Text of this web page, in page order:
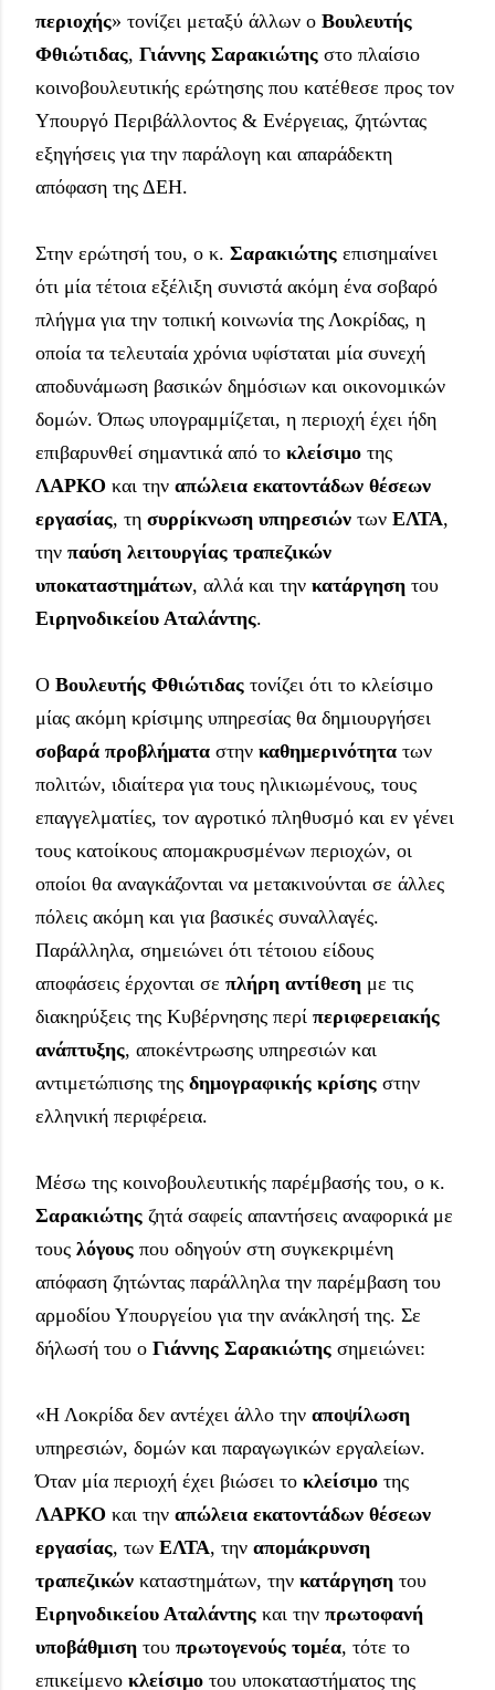
περιοχής» τονίζει μεταξύ άλλων ο Βουλευτής
Φθιώτιδας, Γιάννης Σαρακιώτης στο πλαίσιο
κοινοβουλευτικής ερώτησης που κατέθεσε προς τον
Υπουργό Περιβάλλοντος & Ενέργειας, ζητώντας
εξηγήσεις για την παράλογη και απαράδεκτη
απόφαση της ΔΕΗ.
Στην ερώτησή του, ο κ. Σαρακιώτης επισημαίνει
ότι μία τέτοια εξέλιξη συνιστά ακόμη ένα σοβαρό
πλήγμα για την τοπική κοινωνία της Λοκρίδας, η
οποία τα τελευταία χρόνια υφίσταται μία συνεχή
αποδυνάμωση βασικών δημόσιων και οικονομικών
δομών. Όπως υπογραμμίζεται, η περιοχή έχει ήδη
επιβαρυνθεί σημαντικά από το κλείσιμο
ΛΑΡΚΟ και την απώλεια εκατοντάδων θέσεων
εργασίας, τη συρρίκνωση υπηρεσιών των ΕΛΤΑ,
την παύση λειτουργίας τραπεζικών
υποκαταστημάτων, αλλά και την κατάργηση
Ειρηνοδικείου Αταλάντης.
Ο Βουλευτής Φθιώτιδας τονίζει ότι το κλείσιμο
σοβαρά προβλήματα στην καθημερινότητα των
πολιτών, ιδιαίτερα για τους ηλικιωμένους, τους
επαγγελματίες, τον αγροτικό πληθυσμό και εν γένει
τους κατοίκους απομακρυσμένων περιοχών, οι
οποίοι θα αναγκάζονται να μετακινούνται σε άλλες
πόλεις ακόμη και για βασικές συναλλαγές.
Παράλληλα, σημειώνει ότι τέτοιου είδους
αποφάσεις έρχονται σε πλήρη αντίθεση με τις
διακηρύξεις της Κυβέρνησης περί περιφερειακής
ανάπτυξης, αποκέντρωσης υπηρεσιών και
αντιμετώπισης της δημογραφικής κρίσης στην
ελληνική περιφέρεια.
Σαρακιώτης ζητά σαφείς απαντήσεις αναφορικά με
τους λόγους που οδηγούν στη συγκεκριμένη
απόφαση ζητώντας παράλληλα την παρέμβαση του
αρμοδίου Υπουργείου για την ανάκλησή της. Σε
δήλωσή του ο Γιάννης Σαρακιώτης σημειώνει:
«Η Λοκρίδα δεν αντέχει άλλο την
υπηρεσιών, δομών και παραγωγικών εργαλείων.
Όταν μία περιοχή έχει βιώσει το κλείσιμο
ΛΑΡΚΟ και την απώλεια εκατοντάδων θέσεων
εργασίας, των ΕΛΤΑ, την απομάκρυνση
τραπεζικών καταστημάτων, την κατάργηση
Ειρηνοδικείου Αταλάντης και την πρωτοφανή
υποβάθμιση του πρωτογενούς τομέα, τότε το
επικείμενο κλείσιμο